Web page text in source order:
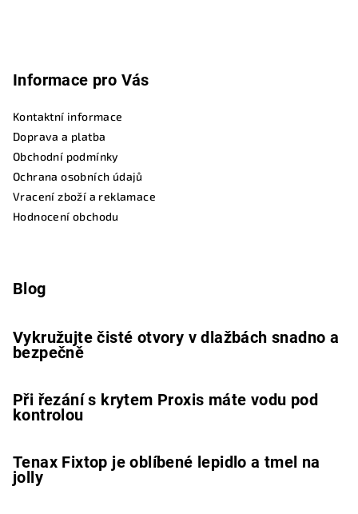
Informace pro Vás
Kontaktní informace
Doprava a platba
Obchodní podmínky
Ochrana osobních údajů
Vracení zboží a reklamace
Hodnocení obchodu
Blog
Vykružujte čisté otvory v dlažbách snadno a
bezpečně
Při řezání s krytem Proxis máte vodu pod
kontrolou
Tenax Fixtop je oblíbené lepidlo a tmel na
jolly